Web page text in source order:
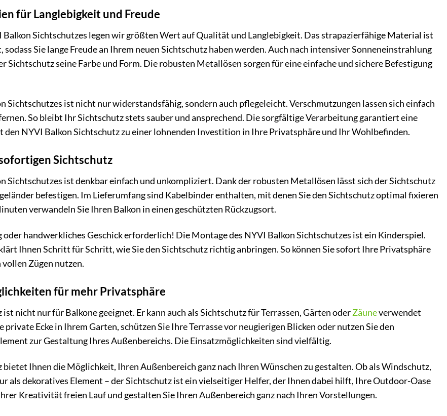
für Langlebigkeit und Freude
Balkon Sichtschutzes legen wir größten Wert auf Qualität und Langlebigkeit. Das strapazierfähige Material ist
Sie lange Freude an Ihrem neuen Sichtschutz haben werden. Auch nach intensiver Sonneneinstrahlung
Sichtschutz seine Farbe und Form. Die robusten Metallösen sorgen für eine einfache und sichere Befestigung
Sichtschutzes ist nicht nur widerstandsfähig, sondern auch pflegeleicht. Verschmutzungen lassen sich einfach
So bleibt Ihr Sichtschutz stets sauber und ansprechend. Die sorgfältige Verarbeitung garantiert eine
den NYVI Balkon Sichtschutz zu einer lohnenden Investition in Ihre Privatsphäre und Ihr Wohlbefinden.
Sichtschutz
Sichtschutzes ist denkbar einfach und unkompliziert. Dank der robusten Metallösen lässt sich der Sichtschutz
befestigen. Im Lieferumfang sind Kabelbinder enthalten, mit denen Sie den Sichtschutz optimal fixieren
verwandeln Sie Ihren Balkon in einen geschützten Rückzugsort.
handwerkliches Geschick erforderlich! Die Montage des NYVI Balkon Sichtschutzes ist ein Kinderspiel.
Ihnen Schritt für Schritt, wie Sie den Sichtschutz richtig anbringen. So können Sie sofort Ihre Privatsphäre
Zügen nutzen.
für mehr Privatsphäre
nicht nur für Balkone geeignet. Er kann auch als Sichtschutz für Terrassen, Gärten oderZäuneverwendet
private Ecke in Ihrem Garten, schützen Sie Ihre Terrasse vor neugierigen Blicken oder nutzen Sie den
zur Gestaltung Ihres Außenbereichs. Die Einsatzmöglichkeiten sind vielfältig.
Ihnen die Möglichkeit, Ihren Außenbereich ganz nach Ihren Wünschen zu gestalten. Ob als Windschutz,
als dekoratives Element – der Sichtschutz ist ein vielseitiger Helfer, der Ihnen dabei hilft, Ihre Outdoor-Oase
Kreativität freien Lauf und gestalten Sie Ihren Außenbereich ganz nach Ihren Vorstellungen.